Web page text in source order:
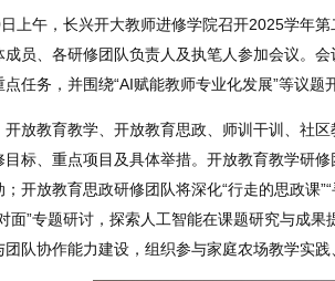
上午，长兴开大教师进修学院召开2025学年
成员、各研修团队负责人及执笔人参加会议。
任务，并围绕“AI赋能教师专业化发展”等议题
开放教育教学、开放教育思政、师训干训、社
目标、重点项目及具体举措。开放教育教学研
；开放教育思政研修团队将深化“行走的思政课
面”专题研讨，探索人工智能在课题研究与成
团队协作能力建设，组织参与家庭农场教学实